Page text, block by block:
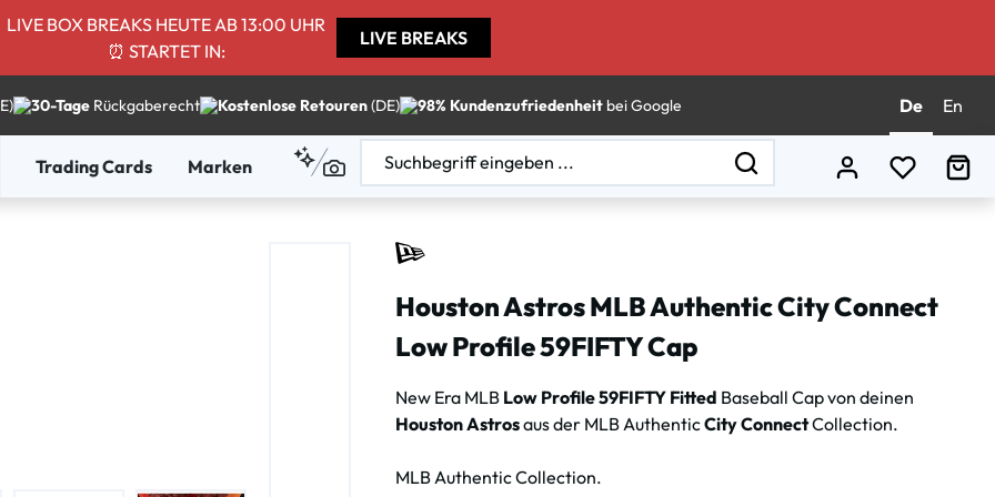
LIVE BOX BREAKS HEUTE AB 13:00 UHR
⏰ STARTET IN:
LIVE BREAKS
30-Tage Rückgaberecht Kostenlose Retouren(DE) 98% Kundenzufriedenheit bei Google De En
Du hast
Trading Cards Marken
Houston Astros MLB Authentic City Connect
Low Profile 59FIFTY Cap
New Era MLB Low Profile 59FIFTY Fitted Baseball Capvon deinen
Houston Astrosaus der MLB AuthenticCity ConnectCollection.
MLB Authentic Collection.